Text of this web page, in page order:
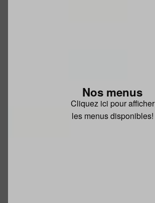
Nos menus
Cliquez ici pour afficher
les menus disponibles!